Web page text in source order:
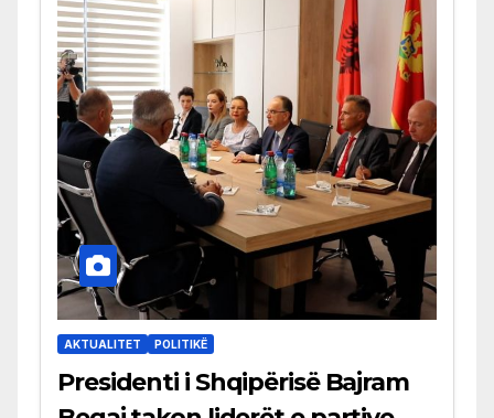
AKTUALITET POLITIKË
Presidenti i Shqipërisë Bajram